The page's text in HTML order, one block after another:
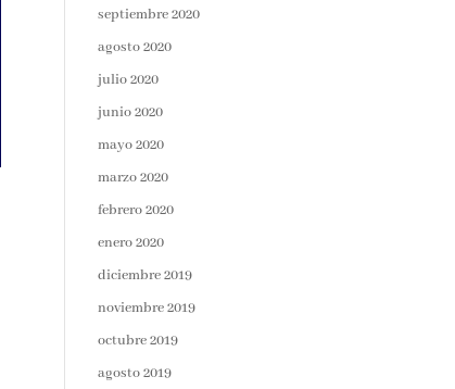
septiembre 2020
agosto 2020
julio 2020
junio 2020
mayo 2020
marzo 2020
febrero 2020
enero 2020
diciembre 2019
noviembre 2019
octubre 2019
agosto 2019